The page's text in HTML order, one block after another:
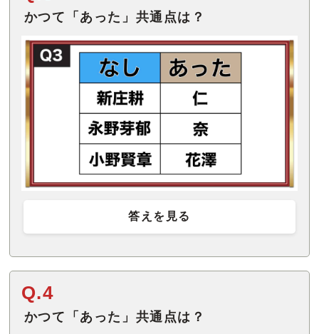
かつて「あった」共通点は？
答えを見る
Q.4
かつて「あった」共通点は？